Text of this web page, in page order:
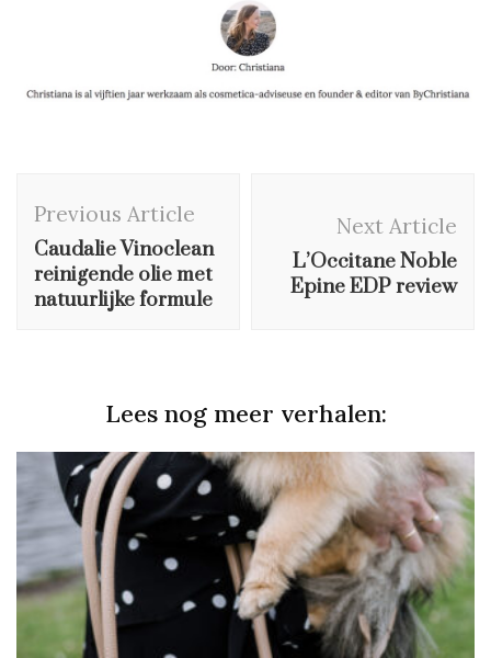
Navigation
Previous Article
Caudalie Vinoclean
reinigende olie met
natuurlijke formule
Next Article
L’Occitane Noble
Epine EDP review
Lees nog meer verhalen: